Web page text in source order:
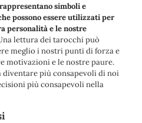
simboli e
possono essere utilizzati per
personalità e le nostre
lettura dei tarocchi può
meglio i nostri punti di forza e
motivazioni e le nostre paure.
diventare più consapevoli di noi
più consapevoli nella